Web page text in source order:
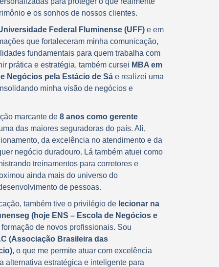
e os sonhos de nossos clientes.
Federal Fluminense (UFF) e em
que fortaleceram minha comunicação,
fundamentais para quem trabalha com
prática e estratégia, também cursei MBA em
Negócios pela Estácio de Sá e realizei uma
minha visão de negócios e
marcante de 8 anos como gerente
das maiores seguradoras do país. Ali,
da excelência no atendimento e da
negócio duradouro. Lá também atuei como
treinamentos para corretores e
ainda mais do universo do
de pessoas.
também tive o privilégio de lecionar na
(hoje ENS – Escola de Negócios e
de novos profissionais. Sou
(Associação Brasileira das
, o que me permite atuar com excelência
alternativa estratégica e inteligente para